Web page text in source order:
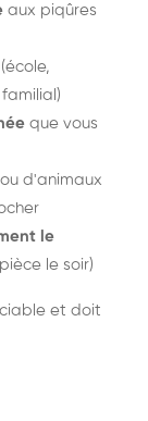
aux piqûres
(école,
que vous
ou d'animaux
le
le soir)
et doit